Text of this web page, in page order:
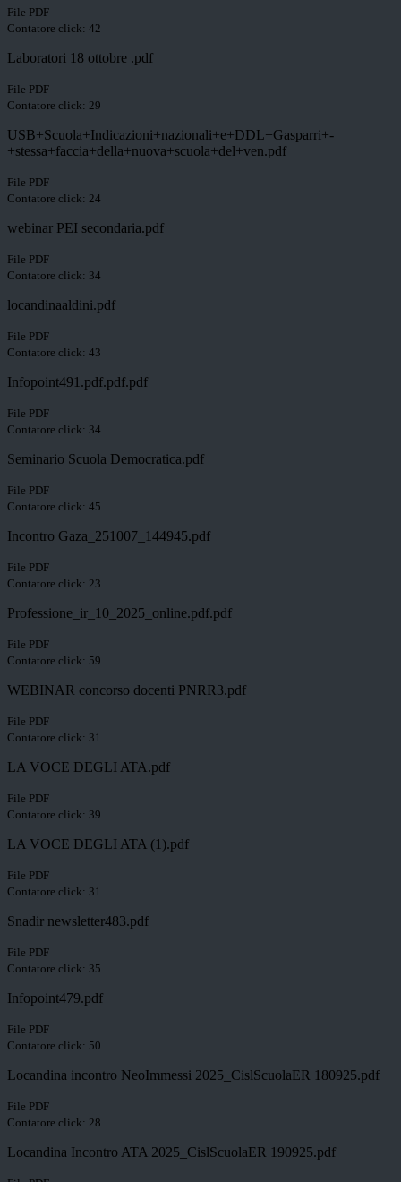
File PDF
Contatore click: 42
Laboratori 18 ottobre .pdf
File PDF
Contatore click: 29
USB+Scuola+Indicazioni+nazionali+e+DDL+Gasparri+-
+stessa+faccia+della+nuova+scuola+del+ven.pdf
File PDF
Contatore click: 24
webinar PEI secondaria.pdf
File PDF
Contatore click: 34
locandinaaldini.pdf
File PDF
Contatore click: 43
Infopoint491.pdf.pdf.pdf
File PDF
Contatore click: 34
Seminario Scuola Democratica.pdf
File PDF
Contatore click: 45
Incontro Gaza_251007_144945.pdf
File PDF
Contatore click: 23
Professione_ir_10_2025_online.pdf.pdf
File PDF
Contatore click: 59
WEBINAR concorso docenti PNRR3.pdf
File PDF
Contatore click: 31
LA VOCE DEGLI ATA.pdf
File PDF
Contatore click: 39
LA VOCE DEGLI ATA (1).pdf
File PDF
Contatore click: 31
Snadir newsletter483.pdf
File PDF
Contatore click: 35
Infopoint479.pdf
File PDF
Contatore click: 50
Locandina incontro NeoImmessi 2025_CislScuolaER 180925.pdf
File PDF
Contatore click: 28
Locandina Incontro ATA 2025_CislScuolaER 190925.pdf